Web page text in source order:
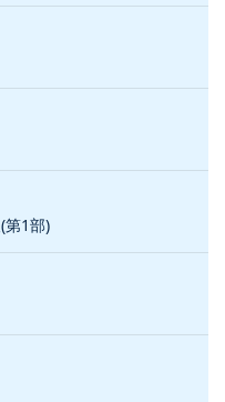
第1部)